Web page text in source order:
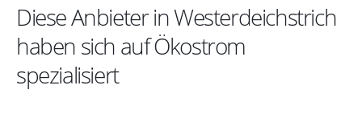
Diese Anbieter in Westerdeichstrich
haben sich auf Ökostrom
spezialisiert